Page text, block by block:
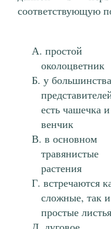
соответствующую
простой
околоцветник
у большинства
есть чашечка и
венчик
в основном
травянистые
растения
встречаются
сложные, так и
простые листья